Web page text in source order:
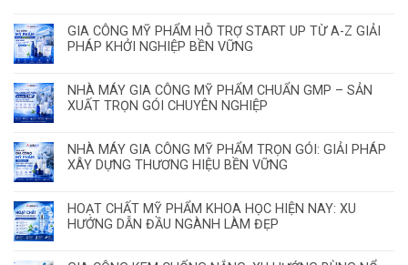
GIA CÔNG MỸ PHẨM HỖ TRỢ START UP TỪ A-Z GIẢI
PHÁP KHỞI NGHIỆP BỀN VỮNG
NHÀ MÁY GIA CÔNG MỸ PHẨM CHUẨN GMP – SẢN
XUẤT TRỌN GÓI CHUYÊN NGHIỆP
NHÀ MÁY GIA CÔNG MỸ PHẨM TRỌN GÓI: GIẢI PHÁP
XÂY DỰNG THƯƠNG HIỆU BỀN VỮNG
HOẠT CHẤT MỸ PHẨM KHOA HỌC HIỆN NAY: XU
HƯỚNG DẪN ĐẦU NGÀNH LÀM ĐẸP